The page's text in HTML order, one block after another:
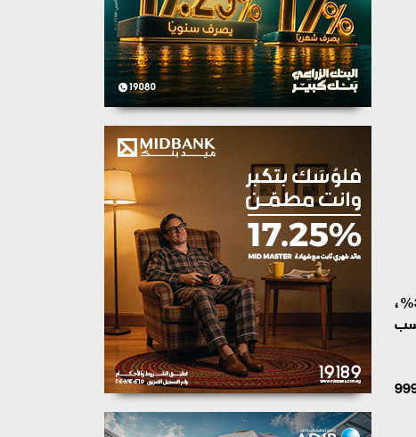
«الملاذ الآمن».الفضة تواصل جّلت أسعار الفضة في السوق المحلية خلال تعاملات الأسبوع الماضي ارتفاعًا بنحو 3.5%،
بحسب
800 تحرك من 65 إلى 67.25 جنيهًا، بينما بلغ عيار 925 نحو 78 جنيهًا، وسجل عيار 999